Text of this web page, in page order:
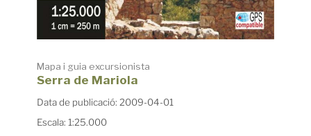
Mapa i guia excursionista
Serra de Mariola
Data de publicació: 2009-04-01
Escala: 1:25.000